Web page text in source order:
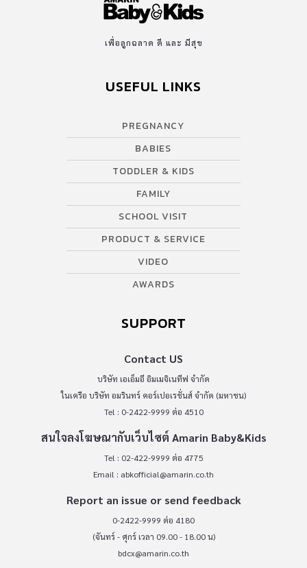
เพื่อลูกฉลาด ดี และ มีสุข
USEFUL LINKS
PREGNANCY
BABIES
TODDLER & KIDS
FAMILY
SCHOOL VISIT
PRODUCT & SERVICE
VIDEO
AWARDS
SUPPORT
Contact US
บริษัท เอเอ็มอี อิมเมจิเนทีฟ จำกัด
ในเครือ บริษัท อมรินทร์ คอร์เปอเรชั่นส์ จำกัด (มหาชน)
Tel : 0-2422-9999 ต่อ 4510
สนใจลงโฆษณากับเว็บไซต์ Amarin Baby&Kids
Tel : 02-422-9999 ต่อ 4775
Email : abkofficial@amarin.co.th
Report an issue or send feedback
0-2422-9999 ต่อ 4180
(จันทร์ - ศุกร์ เวลา 09.00 - 18.00 น)
bdcx@amarin.co.th